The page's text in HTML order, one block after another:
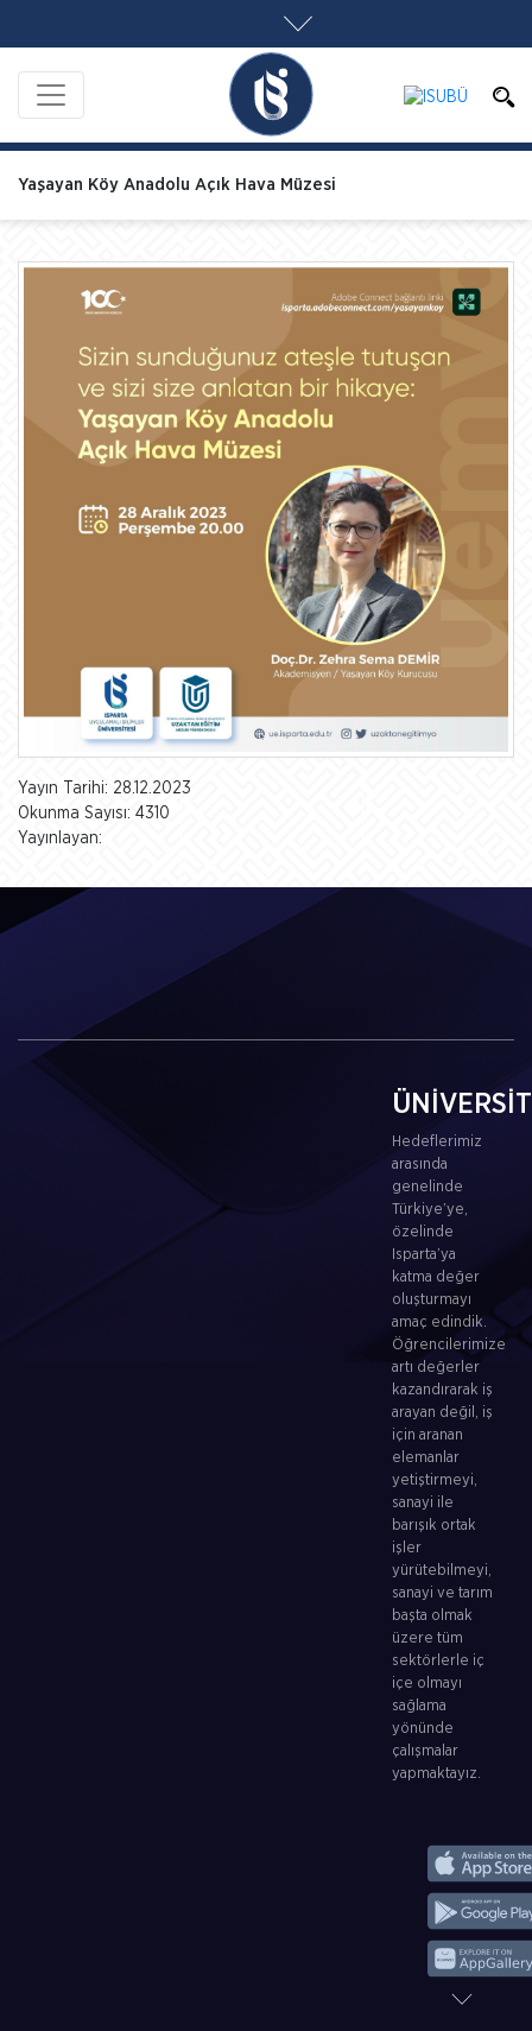
Yaşayan Köy Anadolu Açık Hava Müzesi
Yayın Tarihi: 28.12.2023
Okunma Sayısı: 4310
Yayınlayan:
Hedeflerimiz
arasında
genelinde
Türkiye’ye,
özelinde
Isparta’ya
katma değer
oluşturmayı
amaç edindik.
Öğrencilerimize
artı değerler
kazandırarak iş
arayan değil, iş
için aranan
elemanlar
yetiştirmeyi,
sanayi ile
barışık ortak
işler
yürütebilmeyi,
sanayi ve tarım
başta olmak
üzere tüm
sektörlerle iç
içe olmayı
sağlama
yönünde
çalışmalar
yapmaktayız.